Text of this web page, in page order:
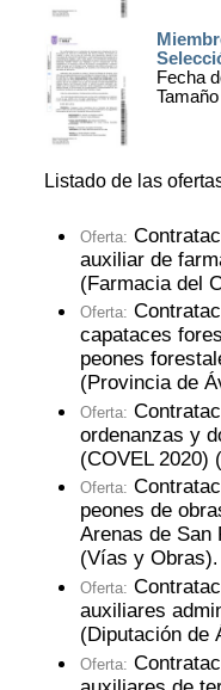
Fecha
Listado de las
Oferta:
auxiliar de
(Farmacia del
Oferta:
capataces
peones
(Provincia de
Oferta:
ordenanzas y
(COVEL 2020)
Oferta:
peones de
Arenas de San
(Vías y Obras).
Oferta:
auxiliares
(Diputación de
Oferta: